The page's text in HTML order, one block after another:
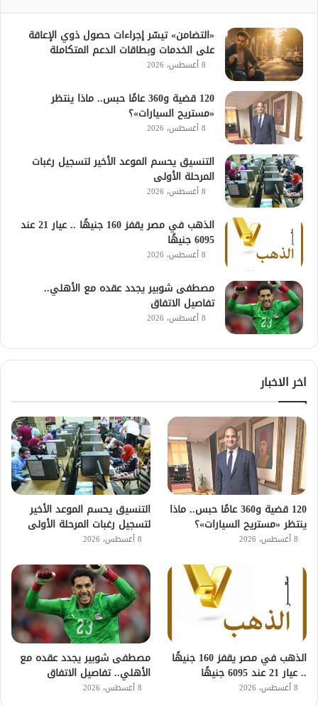
«التضامن» تيسّر إجراءات حصول ذوي الإعاقة
على الخدمات وبطاقات الدعم المتكاملة
8 أغسطس، 2026
120 قضية و360 عامًا حبس.. ماذا ينتظر
«مستريح السيارات»؟
8 أغسطس، 2026
التنسيق يحسم الموعد الأخير لتسجيل رغبات
المرحلة الأولى
8 أغسطس، 2026
الذهب في مصر يقفز 160 جنيهًا .. عيار 21 عند
6095 جنيهًا
8 أغسطس، 2026
مصطفى شوبير يجدد عقده مع الأهلي..
تفاصيل الاتفاق
8 أغسطس، 2026
اخر الاخبار
120 قضية و360 عامًا حبس.. ماذا
ينتظر «مستريح السيارات»؟
8 أغسطس، 2026
التنسيق يحسم الموعد الأخير
لتسجيل رغبات المرحلة الأولى
8 أغسطس، 2026
الذهب في مصر يقفز 160 جنيهًا
.. عيار 21 عند 6095 جنيهًا
8 أغسطس، 2026
مصطفى شوبير يجدد عقده مع
الأهلي.. تفاصيل الاتفاق
8 أغسطس، 2026